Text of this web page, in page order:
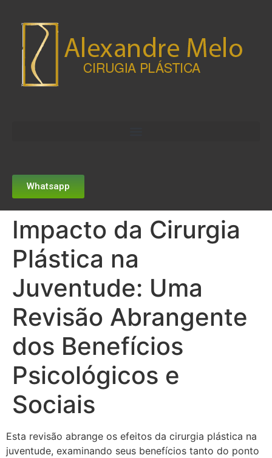
Whatsapp
Impacto da Cirurgia
Plástica na
Juventude: Uma
Revisão Abrangente
dos Benefícios
Psicológicos e
Sociais
Esta revisão abrange os efeitos da cirurgia plástica na
juventude, examinando seus benefícios tanto do ponto